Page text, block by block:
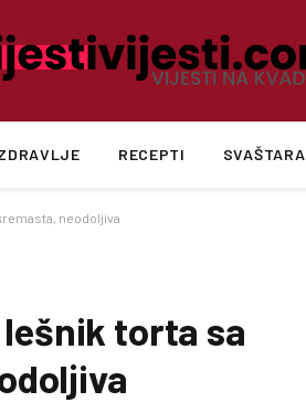
RECEPTI SVAŠTARA
neodoljiva
lešnik torta sa